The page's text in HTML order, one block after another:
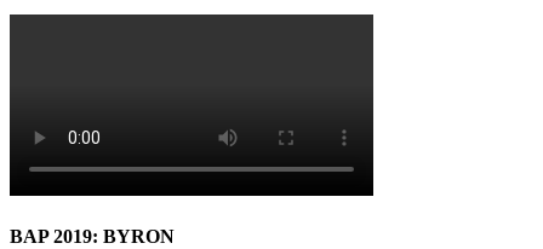
BAP 2019: BYRON